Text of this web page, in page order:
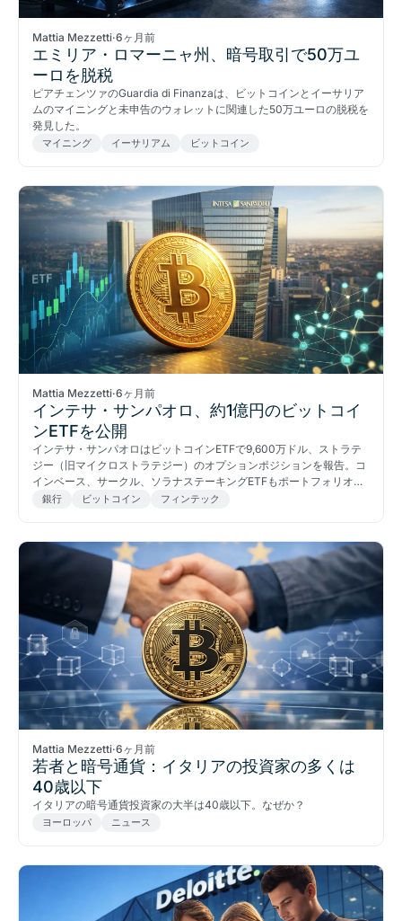
Mattia Mezzetti·6ヶ月前
エミリア・ロマーニャ州、暗号取引で50万ユ
ーロを脱税
ピアチェンツァのGuardia di Finanzaは、ビットコインとイーサリア
ムのマイニングと未申告のウォレットに関連した50万ユーロの脱税を
発見した。
マイニング イーサリアム ビットコイン
Mattia Mezzetti·6ヶ月前
インテサ・サンパオロ、約1億円のビットコイ
ンETFを公開
インテサ・サンパオロはビットコインETFで9,600万ドル、ストラテ
ジー（旧マイクロストラテジー）のオプションポジションを報告。コ
インベース、サークル、ソラナステーキングETFもポートフォリオに
入っている。
銀行 ビットコイン フィンテック
Mattia Mezzetti·6ヶ月前
若者と暗号通貨：イタリアの投資家の多くは
40歳以下
イタリアの暗号通貨投資家の大半は40歳以下。なぜか？
ヨーロッパ ニュース